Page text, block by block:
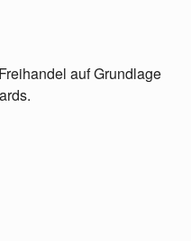
auf Grundlage